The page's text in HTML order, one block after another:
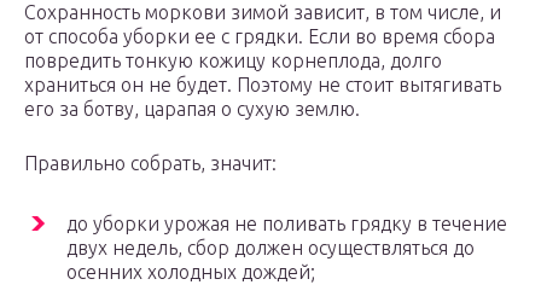
Сохранность моркови зимой зависит, в том числе, и
от способа уборки ее с грядки. Если во время сбора
повредить тонкую кожицу корнеплода, долго
храниться он не будет. Поэтому не стоит вытягивать
его за ботву, царапая о сухую землю.
Правильно собрать, значит:
до уборки урожая не поливать грядку в течение
двух недель, сбор должен осуществляться до
осенних холодных дождей;